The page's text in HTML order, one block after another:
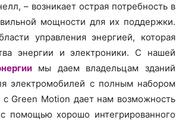
– возникает острая потребность в
мощности для их поддержки.
управления энергией, которая
энергии и электроники. С нашей
мы даем владельцам зданий
электромобилей с полным набором
с Green Motion дает нам возможность
помощью хорошо интегрированного